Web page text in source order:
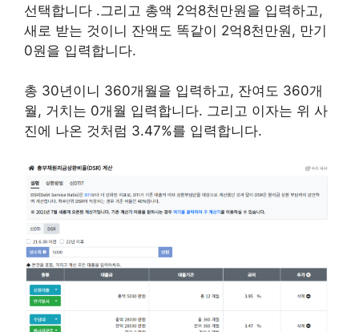
선택합니다 .그리고 총액 2억8천만원을 입력하고,
새로 받는 것이니 잔액도 똑같이 2억8천만원, 만기
0원을 입력합니다.
총 30년이니 360개월을 입력하고, 잔여도 360개
월, 거치는 0개월 입력합니다. 그리고 이자는 위 사
진에 나온 것처럼 3.47%를 입력합니다.